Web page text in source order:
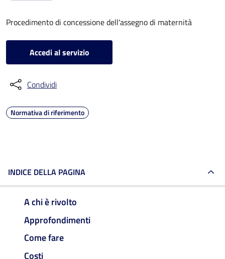
Procedimento di concessione dell'assegno di maternità
Accedi al servizio
Condividi
Normativa di riferimento
INDICE DELLA PAGINA
A chi è rivolto
Approfondimenti
Come fare
Costi